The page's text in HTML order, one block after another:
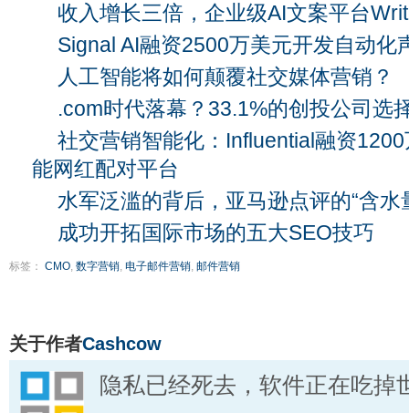
收入增长三倍，企业级AI文案平台
Signal AI融资2500万美元开发自动化
人工智能将如何颠覆社交媒体营销？
.com时代落幕？33.1%的创投公司选
社交营销智能化：Influential融资
能网红配对平台
水军泛滥的背后，亚马逊点评的“含水
成功开拓国际市场的五大SEO技巧
标签： CMO, 数字营销, 电子邮件营销, 邮件营销
关于作者Cashcow
隐私已经死去，软件正在吃掉